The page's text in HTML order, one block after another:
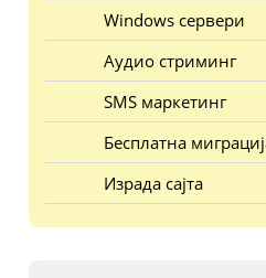
Windows сервери
Аудио стриминг
SMS маркетинг
Бесплатна
Израда сајта